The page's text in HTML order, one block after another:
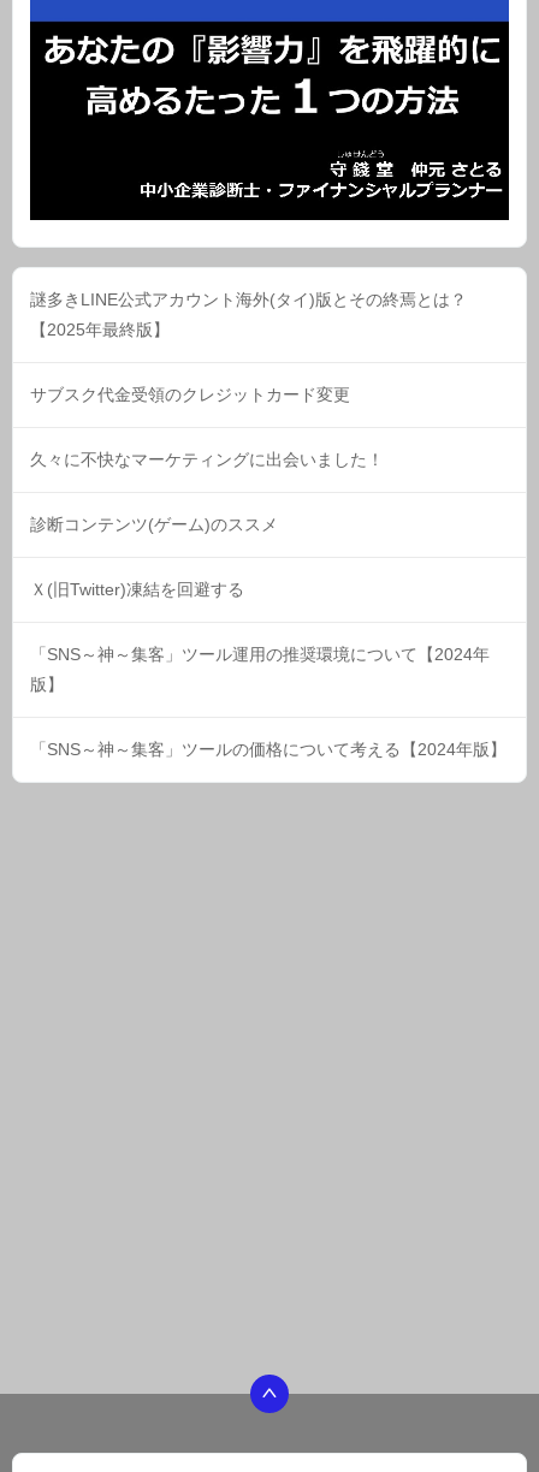
謎多きLINE公式アカウント海外(タイ)版とその終焉とは？
【2025年最終版】
サブスク代金受領のクレジットカード変更
久々に不快なマーケティングに出会いました！
診断コンテンツ(ゲーム)のススメ
Ｘ(旧Twitter)凍結を回避する
「SNS～神～集客」ツール運用の推奨環境について【2024年
版】
「SNS～神～集客」ツールの価格について考える【2024年版】